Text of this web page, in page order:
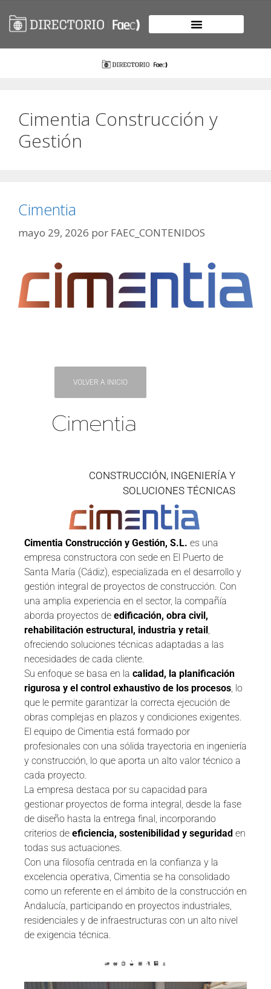
Cimentia Construcción y
Gestión
Cimentia
mayo 29, 2026 por FAEC_CONTENIDOS
VOLVER A INICIO
Cimentia
CONSTRUCCIÓN, INGENIERÍA Y
SOLUCIONES TÉCNICAS
Cimentia Construcción y Gestión, S.L. es una
empresa constructora con sede en El Puerto de
Santa María (Cádiz), especializada en el desarrollo y
gestión integral de proyectos de construcción. Con
una amplia experiencia en el sector, la compañía
aborda proyectos de edificación, obra civil,
rehabilitación estructural, industria y retail ,
ofreciendo soluciones técnicas adaptadas a las
necesidades de cada cliente.
Su enfoque se basa en la calidad, la planificación
rigurosa y el control exhaustivo de los procesos, lo
que le permite garantizar la correcta ejecución de
obras complejas en plazos y condiciones exigentes.
El equipo de Cimentia está formado por
profesionales con una sólida trayectoria en ingeniería
y construcción, lo que aporta un alto valor técnico a
cada proyecto.
La empresa destaca por su capacidad para
gestionar proyectos de forma integral, desde la fase
de diseño hasta la entrega final, incorporando
criterios de eficiencia, sostenibilidad y seguridad en
todas sus actuaciones.
Con una filosofía centrada en la confianza y la
excelencia operativa, Cimentia se ha consolidado
como un referente en el ámbito de la construcción en
Andalucía, participando en proyectos industriales,
residenciales y de infraestructuras con un alto nivel
de exigencia técnica.